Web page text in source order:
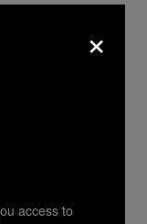
brauchst,
Im
×
access to